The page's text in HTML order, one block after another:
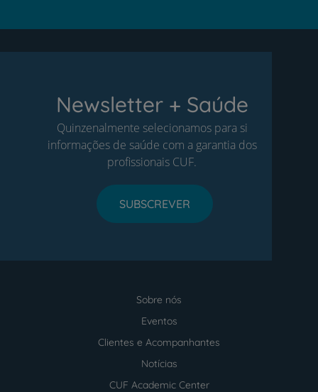
Newsletter + Saúde
Quinzenalmente selecionamos para si
informações de saúde com a garantia dos
profissionais CUF.
SUBSCREVER
Sobre nós
Eventos
Clientes e Acompanhantes
Notícias
CUF Academic Center